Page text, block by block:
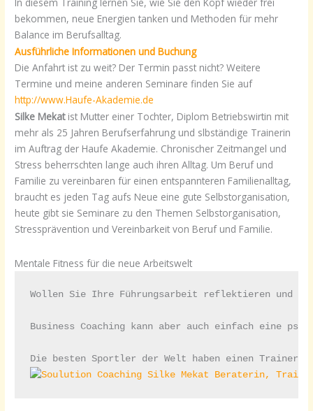
bekommen, neue Energien tanken und Methoden für mehr
Balance im Berufsalltag.
Ausführliche Informationen und Buchung
Die Anfahrt ist zu weit? Der Termin passt nicht? Weitere
Termine und meine anderen Seminare finden Sie auf
http://www.Haufe-Akademie.de
Silke Mekatist Mutter einer Tochter, Diplom Betriebswirtin mit
mehr als 25 Jahren Berufserfahrung und slbständige Trainerin
im Auftrag der Haufe Akademie. Chronischer Zeitmangel und
Stress beherrschten lange auch ihren Alltag. Um Beruf und
Familie zu vereinbaren für einen entspannteren Familienalltag,
braucht es jeden Tag aufs Neue eine gute Selbstorganisation,
heute gibt sie Seminare zu den Themen Selbstorganisation,
Stressprävention und Vereinbarkeit von Beruf und Familie.
Mentale Fitness für die neue Arbeitswelt
Wollen Sie Ihre Führungsarbeit reflektieren und
Business Coaching kann aber auch einfach eine
Die besten Sportler der Welt haben einen Trainer